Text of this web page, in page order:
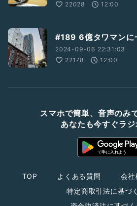
22028
12:00
#189 6億タワマンに
2024-09-06 22:31:03
22178
12:00
スマホで簡単、音声のみ
あなたも今すぐラ
TOP よくある質問 会社
特定商取引法に基づ